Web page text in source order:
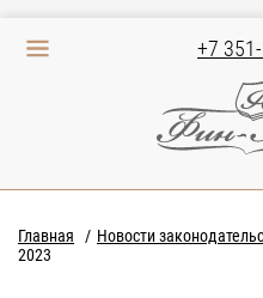
+7
Главная Новости
2023